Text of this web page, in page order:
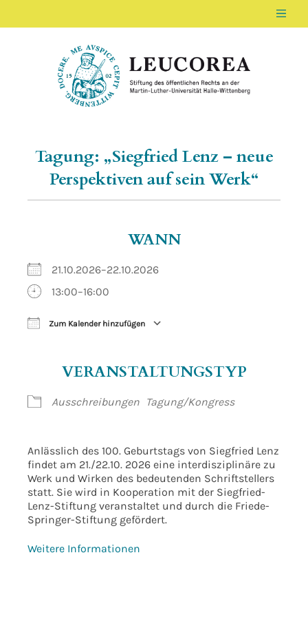
LEUCOREA DE
Stiftung des öffentlichen Rechts an der
Tagung: „Siegfried Lenz – neue
Perspektiven auf sein Werk“
WANN
21.10.2026–22.10.2026
13:00–16:00
Zum Kalender hinzufügen
VERANSTALTUNGSTYP
Ausschreibungen Tagung/Kongress
Anlässlich des 100. Geburtstags von Siegfried Lenz
findet am 21./22.10. 2026 eine interdisziplinäre zu
Werk und Wirken des bedeutenden Schriftstellers
statt. Sie wird in Kooperation mit der Siegfried-
Lenz-Stiftung veranstaltet und durch die Friede-
Springer-Stiftung gefördert.
Weitere Informationen